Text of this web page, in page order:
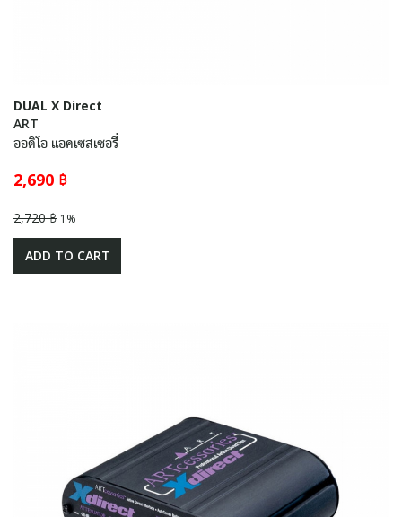
DUAL X Direct
ART
ออดิโอ แอคเซสเซอรี่
2,690 ฿
2,720 ฿ 1%
ADD TO CART